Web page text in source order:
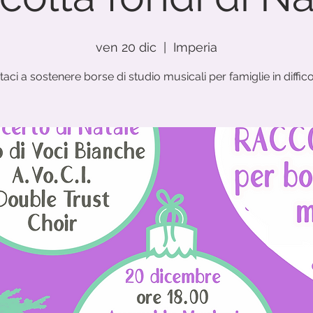
ven 20 dic Imperia
a sostenere borse di studio musicali per famiglie in